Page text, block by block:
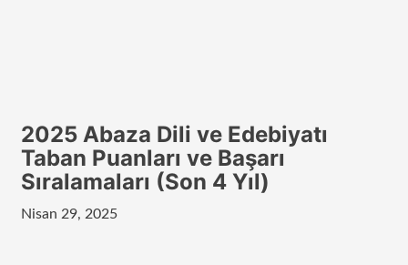
2025 Abaza Dili ve Edebiyatı
Taban Puanları ve Başarı
Sıralamaları (Son 4 Yıl)
Nisan 29, 2025